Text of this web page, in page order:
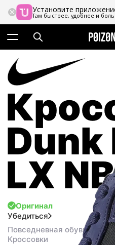
Установите
Там быстрее, удобнее и
Dunk
LX
Оригинал
Убедиться
Повседневная обувь
Кроссовки